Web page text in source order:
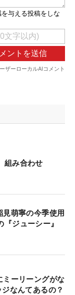
組み合わせ
見萌寧の今季使用
ジューシー』
ーリーングがな
なんてあるの？